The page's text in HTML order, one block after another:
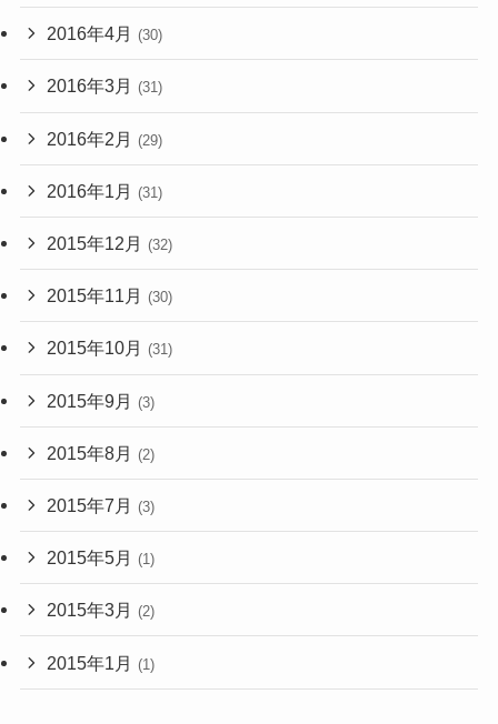
2016年4月 (30)
2016年3月 (31)
2016年2月 (29)
2016年1月 (31)
2015年12月 (32)
2015年11月 (30)
2015年10月 (31)
2015年9月 (3)
2015年8月 (2)
2015年7月 (3)
2015年5月 (1)
2015年3月 (2)
2015年1月 (1)